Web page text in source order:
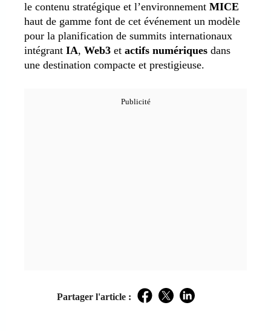
le contenu stratégique et l’environnement MICE
haut de gamme font de cet événement un modèle
pour la planification de summits internationaux
intégrant IA, Web3 et actifs numériques dans
une destination compacte et prestigieuse.
Partager l'article : Facebook
TwitterLinkedIn